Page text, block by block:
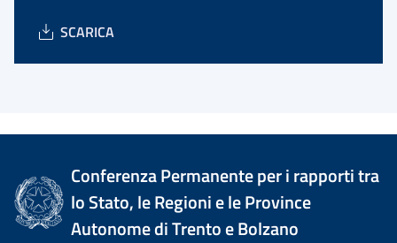
SCARICA
Conferenza Permanente per i rapporti tra
lo Stato, le Regioni e le Province
Autonome di Trento e Bolzano